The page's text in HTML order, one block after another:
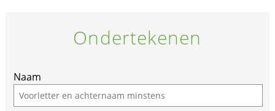
Ondertekenen
Naam